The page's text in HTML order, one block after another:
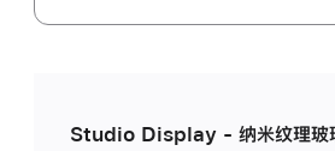
Studio Display - 纳米纹理玻